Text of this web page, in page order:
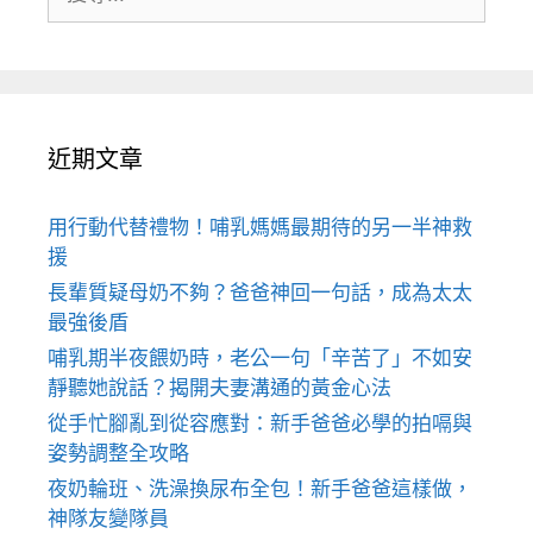
尋:
近期文章
用行動代替禮物！哺乳媽媽最期待的另一半神救
援
長輩質疑母奶不夠？爸爸神回一句話，成為太太
最強後盾
哺乳期半夜餵奶時，老公一句「辛苦了」不如安
靜聽她說話？揭開夫妻溝通的黃金心法
從手忙腳亂到從容應對：新手爸爸必學的拍嗝與
姿勢調整全攻略
夜奶輪班、洗澡換尿布全包！新手爸爸這樣做，
神隊友變隊員